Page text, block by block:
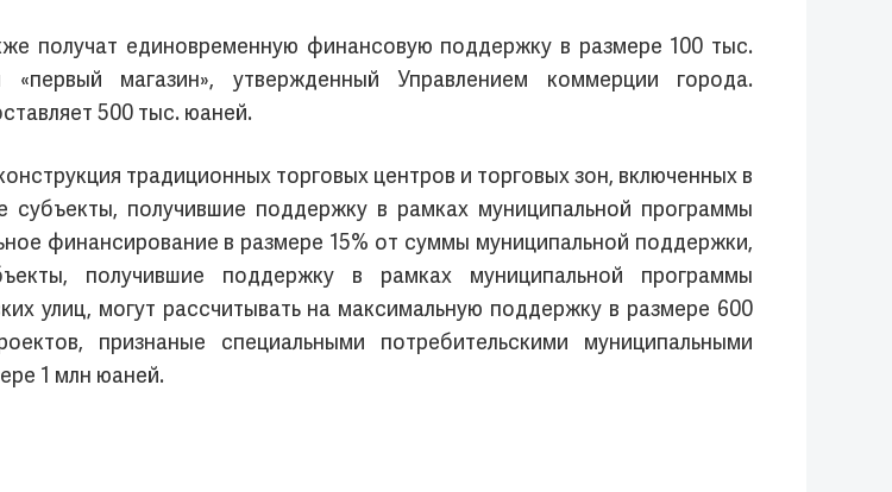
получат единовременную финансовую поддержку в размере 100 тыс.
магазин», утвержденный Управлением коммерции города.
500 тыс. юаней.
традиционных торговых центров и торговых зон, включенных в
получившие поддержку в рамках муниципальной программы
финансирование в размере 15% от суммы муниципальной поддержки,
получившие поддержку в рамках муниципальной программы
улиц, могут рассчитывать на максимальную поддержку в размере 600
признаные специальными потребительскими муниципальными
1 млн юаней.